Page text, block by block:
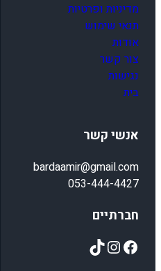
מדיניות ופרטיות
תנאי שימוש
אודות
צור קשר
נגישות
בית
אנשי קשר
bardaamir@gmail.com
053-444-4427
חברתיים
Facebook
Instagram
TikTok